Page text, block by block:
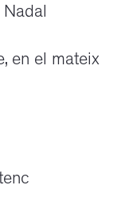
Nadal
en el mateix